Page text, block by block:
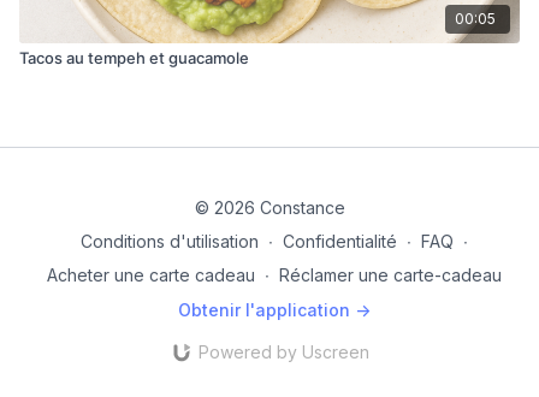
00:05
Tacos au tempeh et guacamole
© 2026 Constance
Conditions d'utilisation ∙ Confidentialité ∙ FAQ ∙
Acheter une carte cadeau ∙ Réclamer une carte-cadeau
Obtenir l'application ->
Powered by Uscreen